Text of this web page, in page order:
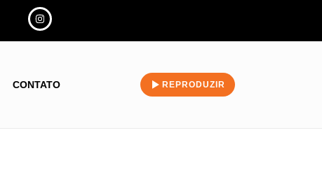
CONTATO REPRODUZIR